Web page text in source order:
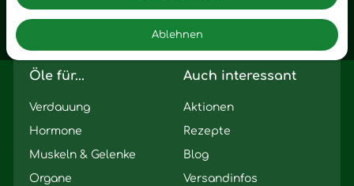
AblehnenSeelischer Schlag
Öle für...
Verdauung
Hormone
Muskeln & Gelenke
Organe
Auch interessant
Aktionen
Rezepte
Blog
Versandinfos